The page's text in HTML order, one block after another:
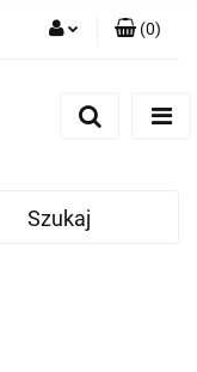
(0)
Szukaj